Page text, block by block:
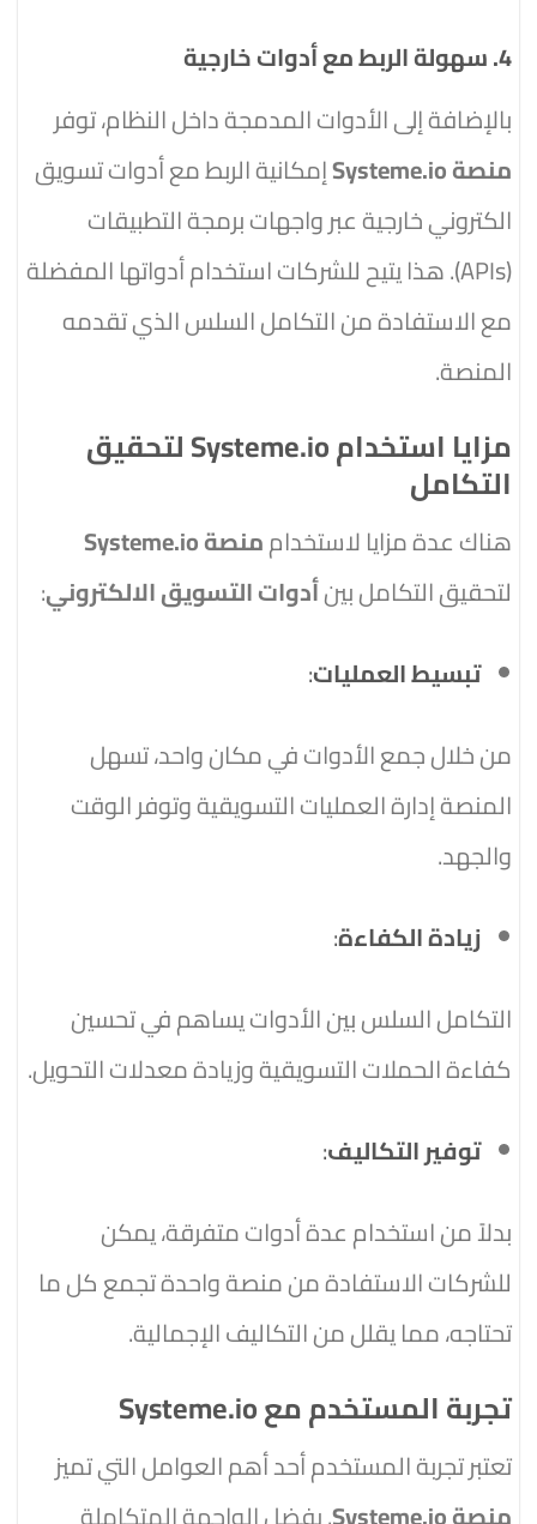
4. سهولة الربط مع أدوات خارجية
بالإضافة إلى الأدوات المدمجة داخل النظام، توفر
منصة Systeme.io
إمكانية الربط مع أدوات تسويق
الكتروني خارجية عبر واجهات برمجة التطبيقات
(APIs). هذا يتيح للشركات استخدام أدواتها المفضلة
مع الاستفادة من التكامل السلس الذي تقدمه
المنصة.
مزايا استخدام Systeme.io لتحقيق
التكامل
هناك عدة مزايا لاستخداممنصة Systeme.io
لتحقيق التكامل بينأدوات التسويق الالكتروني:
تبسيط العمليات:
من خلال جمع الأدوات في مكان واحد، تسهل
المنصة إدارة العمليات التسويقية وتوفر الوقت
والجهد.
زيادة الكفاءة:
التكامل السلس بين الأدوات يساهم في تحسين
كفاءة الحملات التسويقية وزيادة معدلات التحويل.
توفير التكاليف:
بدلاً من استخدام عدة أدوات متفرقة، يمكن
للشركات الاستفادة من منصة واحدة تجمع كل ما
تحتاجه، مما يقلل من التكاليف الإجمالية.
تجربة المستخدم مع Systeme.io
تعتبر تجربة المستخدم أحد أهم العوامل التي تميز